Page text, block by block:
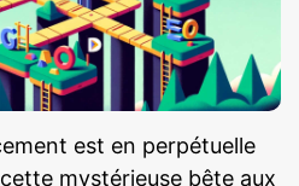
est en perpétuelle
mystérieuse bête aux